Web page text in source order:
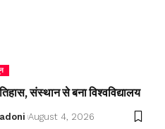
संस्थान से बना विश्वविद्यालय
August 4, 2026